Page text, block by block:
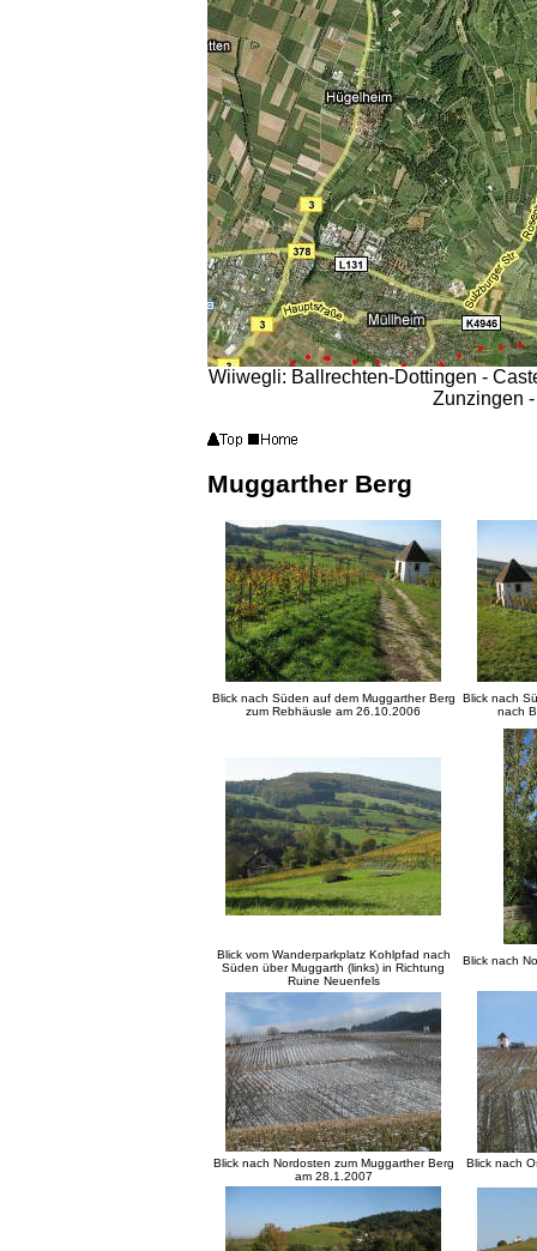
Wiiwegli: Ballrechten-Dottingen -
Zunzingen
Muggarther Berg
Blick nach Süden auf dem Muggarther Berg
zum Rebhäusle am 26.10.2006
Blick nach
nach
Blick vom Wanderparkplatz Kohlpfad nach
Süden über Muggarth (links) in Richtung
Ruine Neuenfels
Blick nach
Blick nach Nordosten zum Muggarther Berg
am 28.1.2007
Blick nach